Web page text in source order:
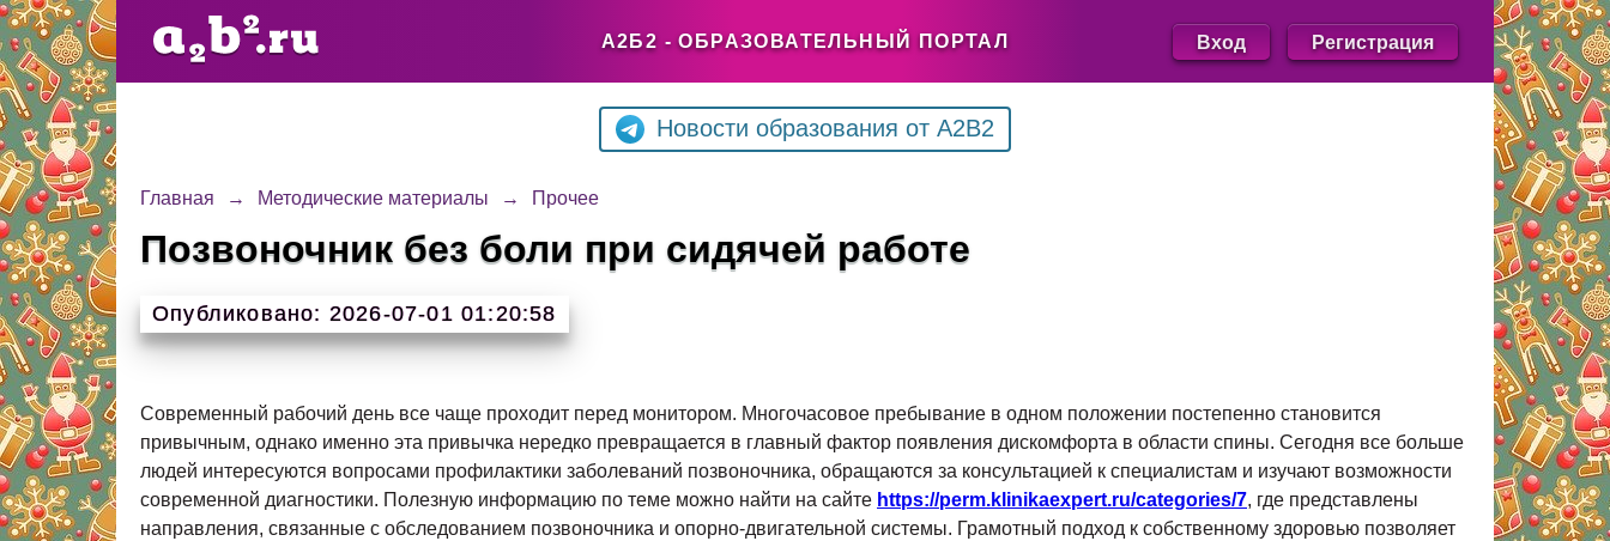
А2Б2 - ОБРАЗОВАТЕЛЬНЫЙ ПОРТАЛ Вход Регистрация
Новости образования от A2B2
Главная → Методические материалы → Прочее
Позвоночник без боли при сидячей работе
Опубликовано: 2026-07-01 01:20:58
Современный рабочий день все чаще проходит перед монитором. Многочасовое пребывание в одном положении постепенно становится
привычным, однако именно эта привычка нередко превращается в главный фактор появления дискомфорта в области спины. Сегодня все больше
людей интересуются вопросами профилактики заболеваний позвоночника, обращаются за консультацией к специалистам и изучают возможности
современной диагностики. Полезную информацию по теме можно найти на сайте https://perm.klinikaexpert.ru/categories/7, где представлены
направления, связанные с обследованием позвоночника и опорно-двигательной системы. Грамотный подход к собственному здоровью позволяет